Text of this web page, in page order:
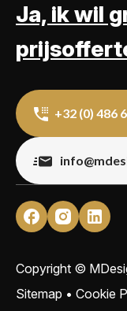
Ja, ik wil
+32 (0) 486
Copyright ©
Sitemap • Cookie